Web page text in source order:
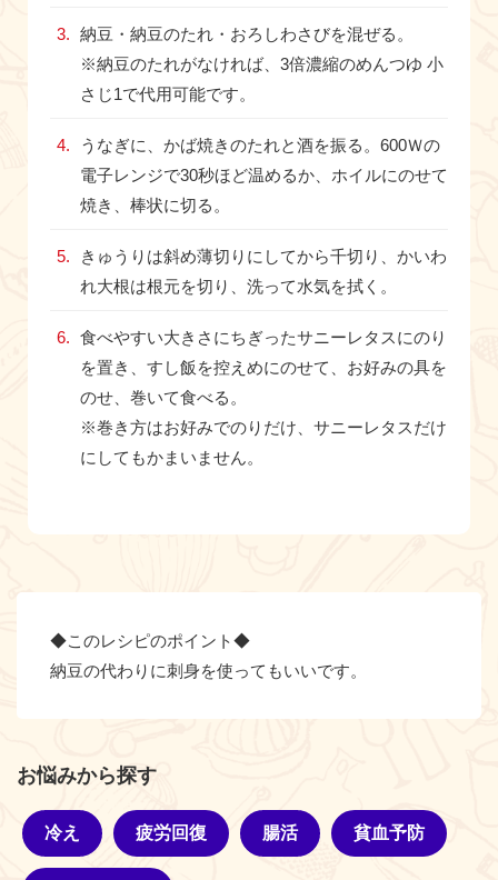
納豆・納豆のたれ・おろしわさびを混ぜる。
※納豆のたれがなければ、3倍濃縮のめんつゆ 小
さじ1で代用可能です。
うなぎに、かば焼きのたれと酒を振る。600Ｗの
電子レンジで30秒ほど温めるか、ホイルにのせて
焼き、棒状に切る。
きゅうりは斜め薄切りにしてから千切り、かいわ
れ大根は根元を切り、洗って水気を拭く。
食べやすい大きさにちぎったサニーレタスにのり
を置き、すし飯を控えめにのせて、お好みの具を
のせ、巻いて食べる。
※巻き方はお好みでのりだけ、サニーレタスだけ
にしてもかまいません。
◆このレシピのポイント◆
納豆の代わりに刺身を使ってもいいです。
お悩みから探す
冷え 疲労回復 腸活 貧血予防